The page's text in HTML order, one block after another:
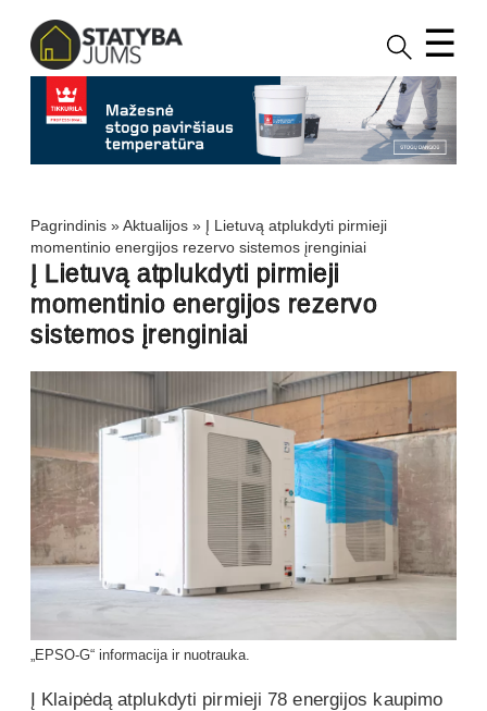
☰
Pagrindinis »Aktualijos » Į Lietuvą atplukdyti pirmieji
momentinio energijos rezervo sistemos įrenginiai
Į Lietuvą atplukdyti pirmieji
momentinio energijos rezervo
sistemos įrenginiai
„EPSO-G“ informacija ir nuotrauka.
Į Klaipėdą atplukdyti pirmieji 78 energijos kaupimo